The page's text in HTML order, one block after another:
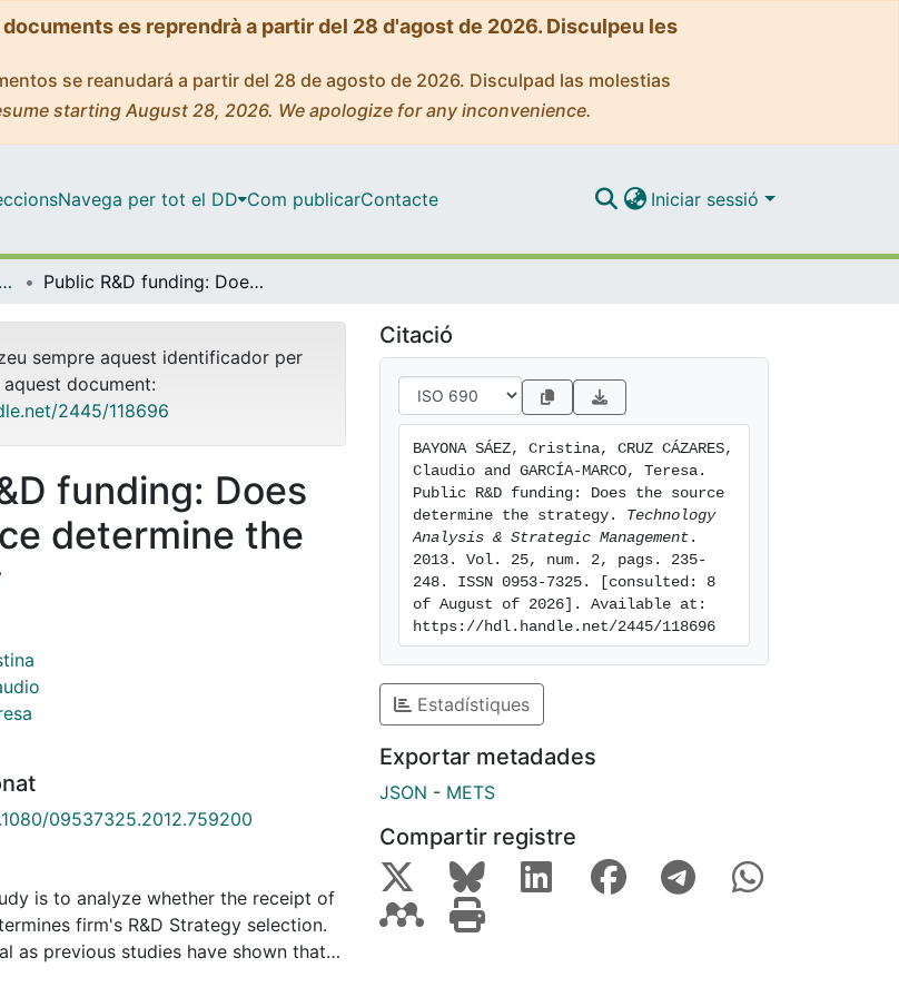
es reprendrà a partir del 28 d'agost de 2026. Disculpeu les
se reanudará a partir del 28 de agosto de 2026. Disculpad las molestias
starting August 28, 2026. We apologize for any inconvenience.
Navega per tot el DD Com publicarContacte Iniciar sessió
Articles publicats en revistes (Empresa) Public R&D funding: Does the source determine the strategy
sempre aquest identificador per
document:
2445/118696
funding: Does
determine the
09537325.2012.759200
is to analyze whether the receipt of
firm's R&D Strategy selection.
as previous studies have shown that
is associated to a higher, or lower,
Citació
BAYONA SÁEZ, Cristina, CRUZ CÁZARES,
Claudio and GARCÍA-MARCO, Teresa.
Public R&D funding: Does the source
determine the strategy. Technology
Analysis & Strategic Management .
2013. Vol. 25, num. 2, pags. 235-
248. ISSN 0953-7325. [consulted: 8
of August of 2026]. Available at:
https://hdl.handle.net/2445/118696
Estadístiques
Exportar metadades
JSON - METS
Compartir registre